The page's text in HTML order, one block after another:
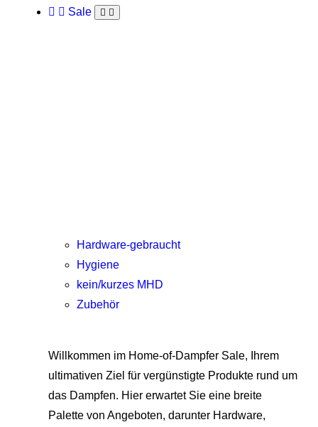
Sale
Hardware-gebraucht
Hygiene
kein/kurzes MHD
Zubehör
Willkommen im Home-of-Dampfer Sale, Ihrem
ultimativen Ziel für vergünstigte Produkte rund um
das Dampfen. Hier erwartet Sie eine breite
Palette von Angeboten, darunter Hardware,